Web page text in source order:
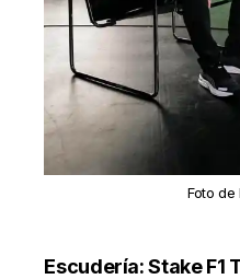
Foto de
Escudería: Stake F1